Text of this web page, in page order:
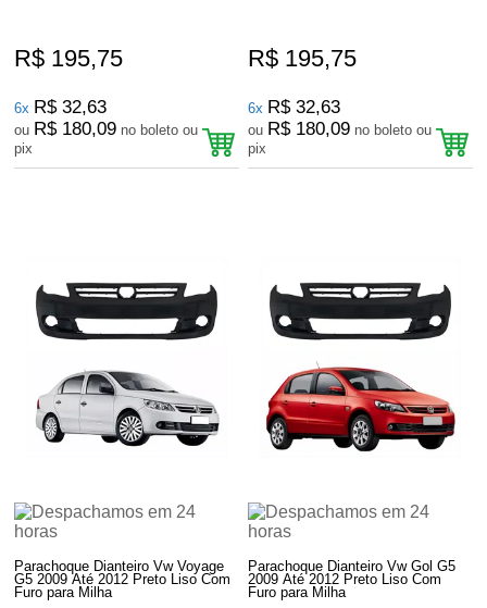
R$ 195,75
6x R$ 32,63
ou R$ 180,09 no boleto ou
pix
R$ 195,75
6x R$ 32,63
ou R$ 180,09 no boleto ou
pix
Parachoque Dianteiro Vw Voyage
G5 2009 Até 2012 Preto Liso Com
Furo para Milha
Parachoque Dianteiro Vw Gol G5
2009 Até 2012 Preto Liso Com
Furo para Milha